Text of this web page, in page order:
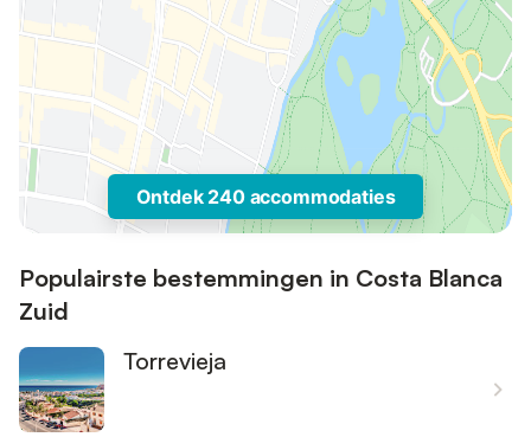
Ontdek 240 accommodaties
Populairste bestemmingen in Costa Blanca
Zuid
Torrevieja